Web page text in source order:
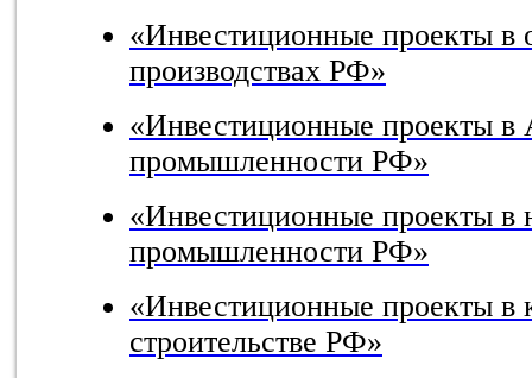
«Инвестиционные проекты в
производствах РФ»
«Инвестиционные проекты
промышленности РФ»
«Инвестиционные проекты в
промышленности РФ»
«Инвестиционные проекты в
строительстве РФ»